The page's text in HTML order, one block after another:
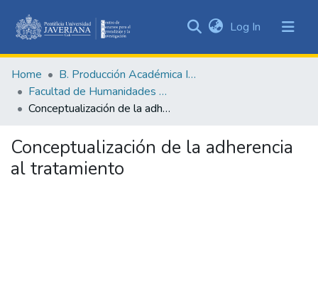
&
Collections
All of DSpace
Statistics
Log In (current)
Home
B. Producción Académica Institucional
Facultad de Humanidades y Ciencias Sociales
Conceptualización de la adherencia al tratamiento
Conceptualización de la adherencia
al tratamiento